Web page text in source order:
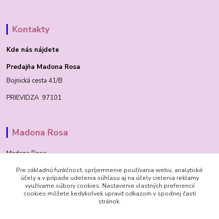
Kontakty
Kde nás nájdete
Predajňa Madona Rosa
Bojnická cesta 41/B
PRIEVIDZA 97101
Madona Rosa
Madona Rosa
Richard
+421 905 276 211
Pre základnú funkčnosť, spríjemnenie používania webu, analytické
účely a v prípade udelenia súhlasu aj na účely cielenia reklamy
využívame súbory cookies. Nastavenie vlastných preferencií
cookies môžete kedykoľvek upraviť odkazom v spodnej časti
stránok.